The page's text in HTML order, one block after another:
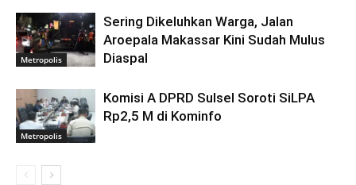
Metropolis
Sering Dikeluhkan Warga, Jalan
Aroepala Makassar Kini Sudah Mulus
Diaspal
Metropolis
Komisi A DPRD Sulsel Soroti SiLPA
Rp2,5 M di Kominfo